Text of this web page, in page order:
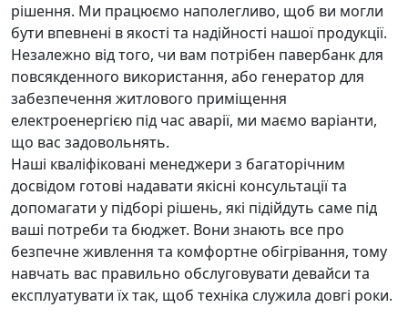
рішення. Ми працюємо наполегливо, щоб ви могли
бути впевнені в якості та надійності нашої продукції.
Незалежно від того, чи вам потрібен павербанк для
повсякденного використання, або генератор для
забезпечення житлового приміщення
електроенергією під час аварії, ми маємо варіанти,
що вас задовольнять.
Наші кваліфіковані менеджери з багаторічним
досвідом готові надавати якісні консультації та
допомагати у підборі рішень, які підійдуть саме під
ваші потреби та бюджет. Вони знають все про
безпечне живлення та комфортне обігрівання, тому
навчать вас правильно обслуговувати девайси та
експлуатувати їх так, щоб техніка служила довгі роки.